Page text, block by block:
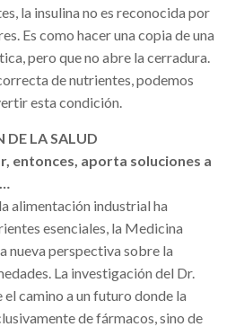
la insulina no es reconocida por
Es como hacer una copia de una
pero que no abre la cerradura.
de nutrientes, podemos
esta condición.
DE LA SALUD
entonces, aporta soluciones a
alimentación industrial ha
esenciales, la Medicina
nueva perspectiva sobre la
La investigación del Dr.
el camino a un futuro donde la
de fármacos, sino de